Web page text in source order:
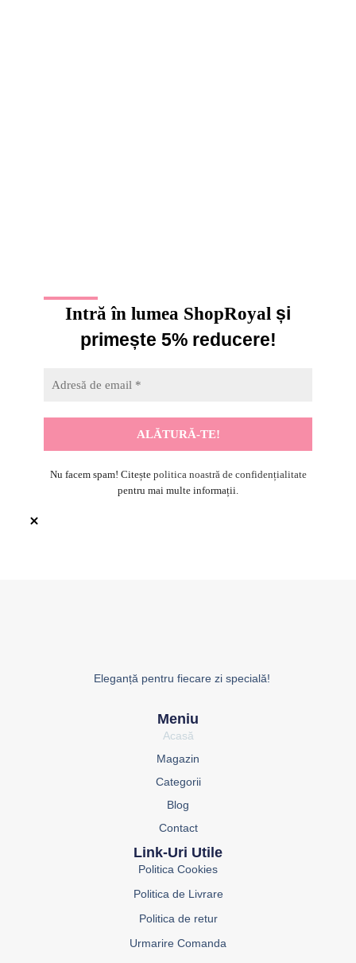
Intră în lumea ShopRoyal și
primește 5% reducere!
Nu facem spam! Citește politica noastră de confidențialitate
pentru mai multe informații.
Eleganță pentru fiecare zi specială!
Meniu
Acasă
Magazin
Categorii
Blog
Contact
Link-Uri Utile
Politica Cookies
Politica de Livrare
Politica de retur
Urmarire Comanda